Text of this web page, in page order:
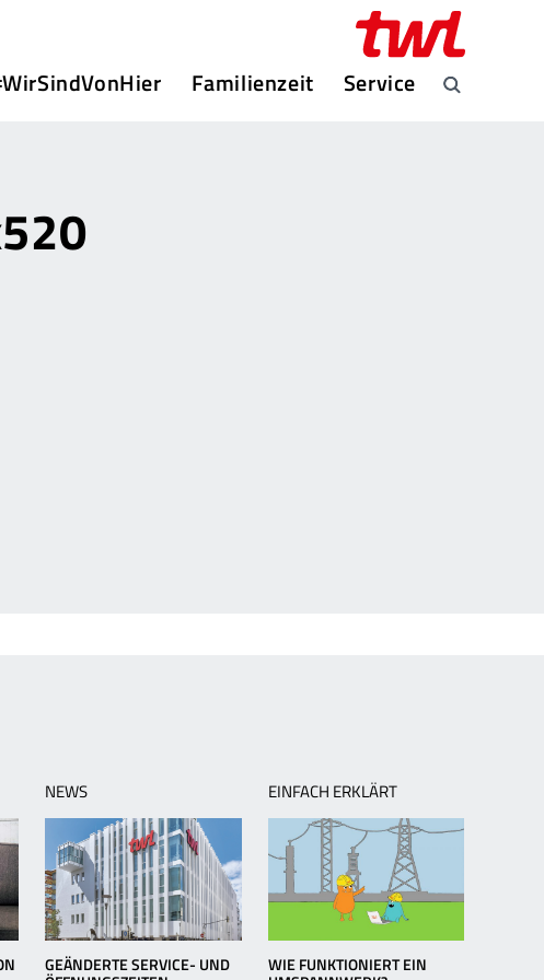
Familienzeit Service
NEWS
GEÄNDERTE SERVICE- UND
EINFACH ERKLÄRT
WIE FUNKTIONIERT EIN